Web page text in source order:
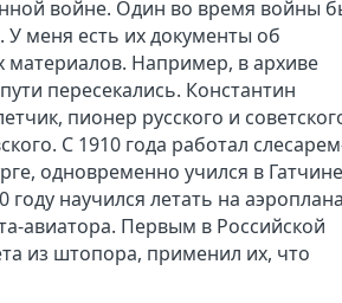
войне. Один во время войны
меня есть их документы об
материалов. Например, в архиве
пересекались. Константин
пионер русского и
С 1910 года работал
одновременно учился в
научился летать на
авиатора. Первым в Российской
из штопора, применил их, что